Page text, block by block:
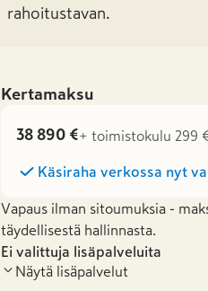
rahoitustavan.
Kertamaksu
38 890 €+ toimistokulu 299 €
Käsiraha verkossa nyt
Vapaus ilman sitoumuksia -
täydellisestä hallinnasta.
Ei valittuja lisäpalveluita
Näytä lisäpalvelut